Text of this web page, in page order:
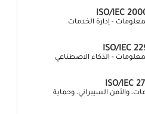
ISO/IEC
- إدارة الخدمات
ISO/IEC
- الذكاء الاصطناعي
ISO/IEC
والأمن السيبراني، وحماية